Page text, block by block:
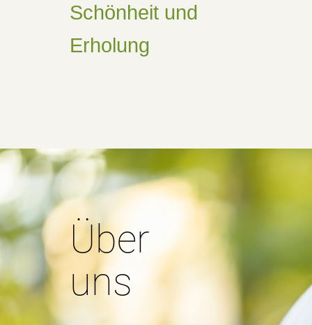
Schönheit und
Erholung
Über
uns